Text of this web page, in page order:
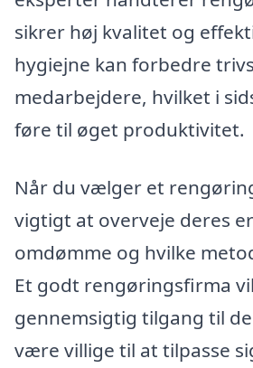
sikrer høj kvalitet og
hygiejne kan forbedre
medarbejdere, hvilket i
føre til øget produktivitet.
Når du vælger et
vigtigt at overveje deres
omdømme og hvilke
Et godt rengøringsfirma
gennemsigtig tilgang til
være villige til at tilpasse